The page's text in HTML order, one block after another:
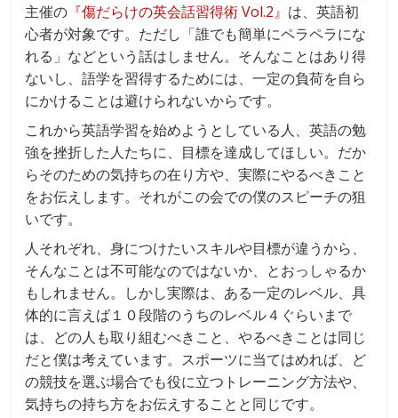
主催の 『傷だらけの英会話習得術 Vol.2』 は、英語初
心者が対象です。ただし「誰でも簡単にペラペラにな
れる」などという話はしません。そんなことはあり得
ないし、語学を習得するためには、一定の負荷を自ら
にかけることは避けられないからです。
これから英語学習を始めようとしている人、英語の勉
強を挫折した人たちに、目標を達成してほしい。だか
らそのための気持ちの在り方や、実際にやるべきこと
をお伝えします。それがこの会での僕のスピーチの狙
いです。
人それぞれ、身につけたいスキルや目標が違うから、
そんなことは不可能なのではないか、とおっしゃるか
もしれません。しかし実際は、ある一定のレベル、具
体的に言えば１０段階のうちのレベル４ぐらいまで
は、どの人も取り組むべきこと、やるべきことは同じ
だと僕は考えています。スポーツに当てはめれば、ど
の競技を選ぶ場合でも役に立つトレーニング方法や、
気持ちの持ち方をお伝えすることと同じです。